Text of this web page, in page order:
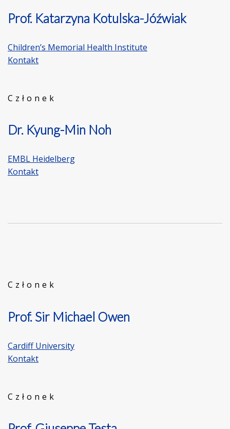
Prof. Katarzyna Kotulska-Jóźwiak
Children’s Memorial Health Institute
Kontakt
Członek
Dr. Kyung-Min Noh
EMBL Heidelberg
Kontakt
Członek
Prof. Sir Michael Owen
Cardiff University
Kontakt
Członek